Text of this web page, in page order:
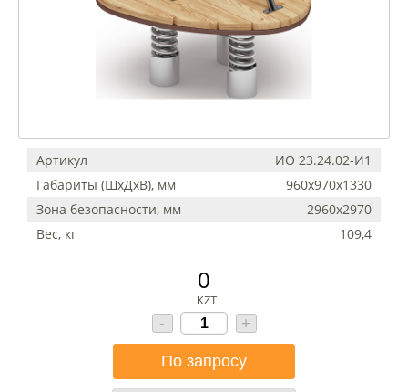
Артикул
ИО 23.24.02-И1
Габариты (ШхДхВ), мм
960х970х1330
Зона безопасности, мм
2960х2970
Вес, кг
109,4
0
KZT
- +